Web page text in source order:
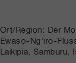
Ort/Region: Der
Ewaso-Ng’iro-
Laikipia, Samburu,